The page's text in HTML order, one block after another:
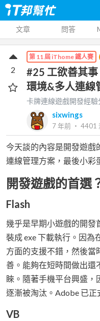
文章 問答
第 11 屆 iThome 鐵人賽
#25 工欲善其
環境&多人連線
卡牌連線遊戲開發經驗
sixwings
7 年前 ‧ 4401
2
今天談的內容是開發遊戲
連線管理方案，最後小彩
開發遊戲的首選
Flash
幾乎是早期小遊戲的開發
裝成 exe 下載執行。因為
方面的支援不錯，然後當
善。能夠在短時間做出還
睞。隨著手機平台興盛
逐漸被淘汰。Adobe 已正
VB